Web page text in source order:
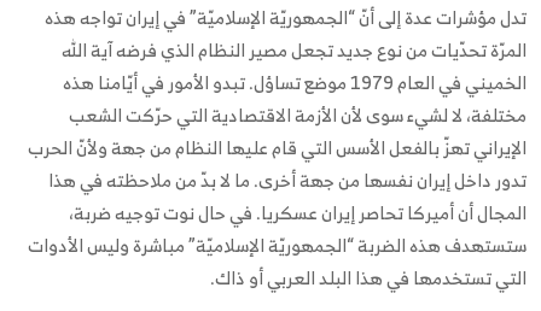
تدل مؤشرات عدة إلى أنّ “الجمهوريّة الإسلاميّة” في إيران تواجه هذه
المرّة تحدّيات من نوع جديد تجعل مصير النظام الذي فرضه آية الله
الخميني في العام 1979 موضع تساؤل. تبدو الأمور في أيّامنا هذه
مختلفة، لا لشيء سوى لأن الأزمة الاقتصادية التي حرّكت الشعب
الإيراني تهزّ بالفعل الأسس التي قام عليها النظام من جهة ولأنّ الحرب
تدور داخل إيران نفسها من جهة أخرى. ما لا بدّ من ملاحظته في هذا
المجال أن أميركا تحاصر إيران عسكريا. في حال نوت توجيه ضربة،
ستستهدف هذه الضربة “الجمهوريّة الإسلاميّة” مباشرة وليس الأدوات
التي تستخدمها في هذا البلد العربي أو ذاك.